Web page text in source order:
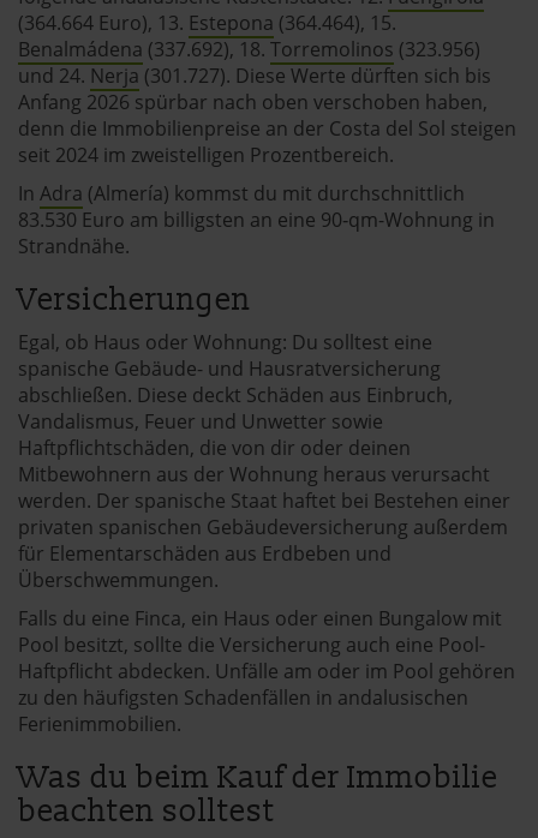
(364.664 Euro), 13. Estepona (364.464), 15.
Benalmádena (337.692), 18. Torremolinos (323.956)
und 24. Nerja (301.727). Diese Werte dürften sich bis
Anfang 2026 spürbar nach oben verschoben haben,
denn die Immobilienpreise an der Costa del Sol steigen
seit 2024 im zweistelligen Prozentbereich.
In Adra (Almería) kommst du mit durchschnittlich
83.530 Euro am billigsten an eine 90‑qm-Wohnung in
Strandnähe.
Versicherungen
Egal, ob Haus oder Wohnung: Du solltest eine
spanische Gebäude- und Hausratversicherung
abschließen. Diese deckt Schäden aus Einbruch,
Vandalismus, Feuer und Unwetter sowie
Haftpflichtschäden, die von dir oder deinen
Mitbewohnern aus der Wohnung heraus verursacht
werden. Der spanische Staat haftet bei Bestehen einer
privaten spanischen Gebäudeversicherung außerdem
für Elementarschäden aus Erdbeben und
Überschwemmungen.
Falls du eine Finca, ein Haus oder einen Bungalow mit
Pool besitzt, sollte die Versicherung auch eine Pool-
Haftpflicht abdecken. Unfälle am oder im Pool gehören
zu den häufigsten Schadenfällen in andalusischen
Ferienimmobilien.
Was du beim Kauf der Immobilie
beachten solltest